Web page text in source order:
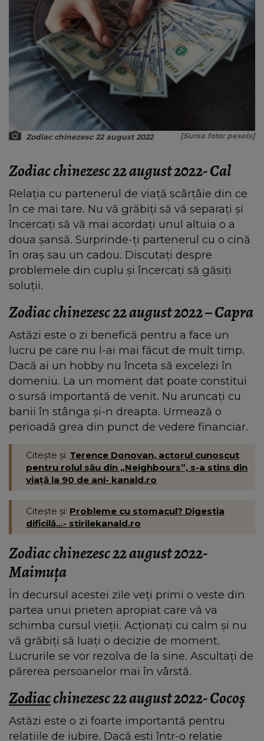
Zodiac chinezesc 22 august 2022 [Sursa foto: pexels]
Zodiac chinezesc 22 august 2022- Cal
Relația cu partenerul de viață scârțâie din ce
în ce mai tare. Nu vă grăbiți să vă separați și
încercați să vă mai acordați unul altuia o a
doua șansă. Surprinde-ți partenerul cu o cină
în oraș sau un cadou. Discutați despre
problemele din cuplu și încercați să găsiți
soluții.
Zodiac chinezesc 22 august 2022 – Capra
Astăzi este o zi benefică pentru a face un
lucru pe care nu l-ai mai făcut de mult timp.
Dacă ai un hobby nu înceta să excelezi în
domeniu. La un moment dat poate constitui
o sursă importantă de venit. Nu aruncați cu
banii în stânga și-n dreapta. Urmează o
perioadă grea din punct de vedere financiar.
Citește și: Terence Donovan, actorul cunoscut
pentru rolul său din „Neighbours”, s-a stins din
viață la 90 de ani- kanald.ro
Citește și: Probleme cu stomacul? Digestia
dificilă...- stirilekanald.ro
Zodiac chinezesc 22 august 2022-
Maimuţa
În decursul acestei zile veți primi o veste din
partea unui prieten apropiat care vă va
schimba cursul vieții. Acționați cu calm și nu
vă grăbiți să luați o decizie de moment.
Lucrurile se vor rezolva de la sine. Ascultați de
părerea persoanelor mai în vârstă.
Zodiacchinezesc 22 august 2022- Cocoş
Astăzi este o zi foarte importantă pentru
relațiile de iubire. Dacă ești într-o relație